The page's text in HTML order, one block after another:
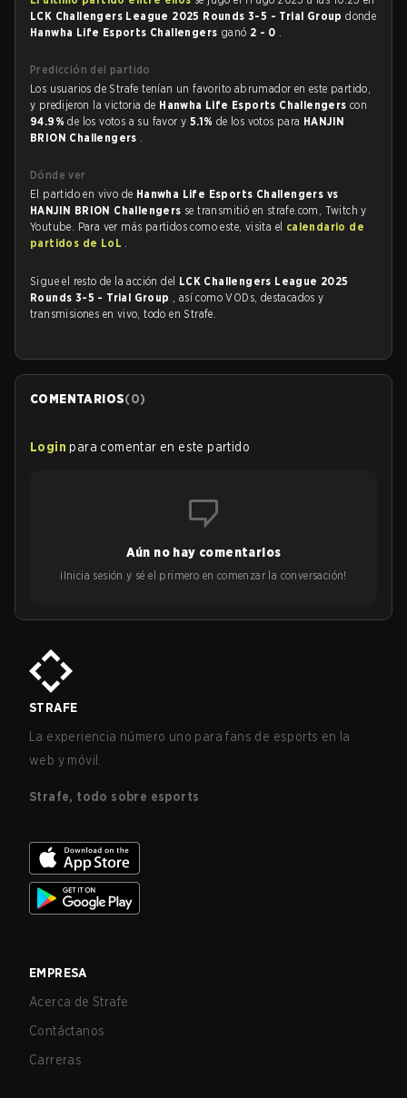
LCK Challengers League 2025 Rounds 3-5 - Trial Groupdonde
Hanwha Life Esports Challengers ganó 2 - 0 .
Predicción del partido
Los usuarios de Strafe tenían un favorito abrumador en este partido,
y predijeron la victoria de Hanwha Life Esports Challengerscon
94.9%de los votos a su favor y 5.1% de los votos para HANJIN
BRION Challengers .
Dónde ver
El partido en vivo de Hanwha Life Esports Challengers vs
HANJIN BRION Challengers se transmitió en strafe.com, Twitch y
Youtube. Para ver más partidos como este, visita el calendario de
partidos de LoL .
Sigue el resto de la acción del LCK Challengers League 2025
Rounds 3-5 - Trial Group , así como VODs, destacados y
transmisiones en vivo, todo en Strafe.
COMENTARIOS(0)
Login para comentar en este partido
Aún no hay comentarios
¡Inicia sesión y sé el primero en comenzar la conversación!
STRAFE
La experiencia número uno para fans de esports en la
web y móvil.
Strafe, todo sobre esports
EMPRESA
Acerca de Strafe
Contáctanos
Carreras